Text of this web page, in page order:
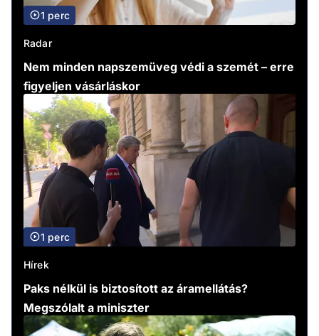
1 perc
Radar
Nem minden napszemüveg védi a szemét – erre
figyeljen vásárláskor
1 perc
Hírek
Paks nélkül is biztosított az áramellátás?
Megszólalt a miniszter